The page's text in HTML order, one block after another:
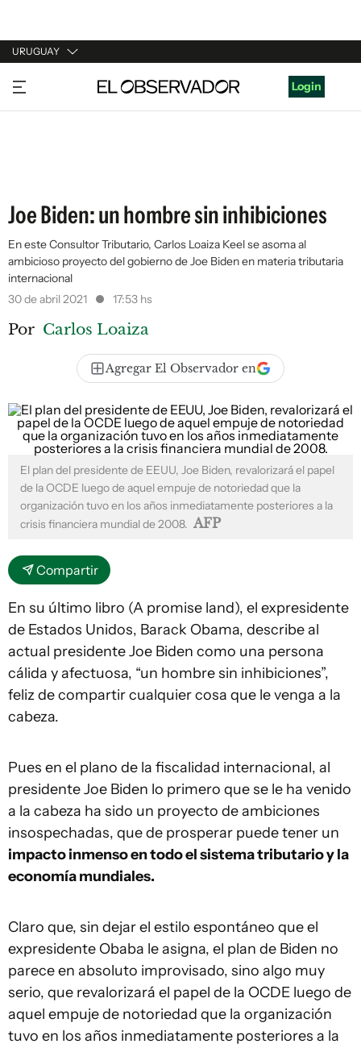
URUGUAY
URUGUAY
ARGENTINA
Login
Joe Biden: un hombre sin inhibiciones
En este Consultor Tributario, Carlos Loaiza Keel se asoma al
ambicioso proyecto del gobierno de Joe Biden en materia tributaria
internacional
30 de abril 2021
17:53 hs
Por Carlos Loaiza
Agregar El Observador en
El plan del presidente de EEUU, Joe Biden, revalorizará el papel
de la OCDE luego de aquel empuje de notoriedad que la
organización tuvo en los años inmediatamente posteriores a la
crisis financiera mundial de 2008. AFP
Compartir
En su último libro (A promise land), el expresidente
de Estados Unidos, Barack Obama, describe al
actual presidente Joe Biden como una persona
cálida y afectuosa, “un hombre sin inhibiciones”,
feliz de compartir cualquier cosa que le venga a la
cabeza.
Pues en el plano de la fiscalidad internacional, al
presidente Joe Biden lo primero que se le ha venido
a la cabeza ha sido un proyecto de ambiciones
insospechadas, que de prosperar puede tener un
impacto inmenso en todo el sistema tributario y la
economía mundiales.
Claro que, sin dejar el estilo espontáneo que el
expresidente Obaba le asigna, el plan de Biden no
parece en absoluto improvisado, sino algo muy
serio, que revalorizará el papel de la OCDE luego de
aquel empuje de notoriedad que la organización
tuvo en los años inmediatamente posteriores a la